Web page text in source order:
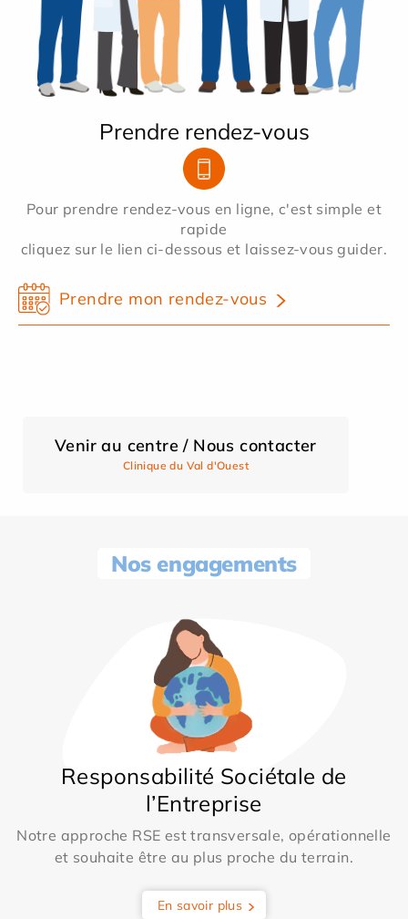
Prendre rendez-vous
Pour prendre rendez-vous en ligne, c'est simple et
rapide
cliquez sur le lien ci-dessous et laissez-vous guider.
Prendre mon rendez-vous
Venir au centre / Nous contacter
Clinique du Val d'Ouest
Nos engagements
Responsabilité Sociétale de
l’Entreprise
Notre approche RSE est transversale, opérationnelle
et souhaite être au plus proche du terrain.
En savoir plus